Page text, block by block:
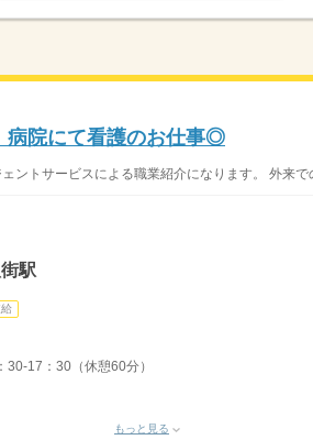
病院にて看護のお仕事◎
ントサービスによる職業紹介になります。 外来
駅
17：30（休憩60分）
もっと見る